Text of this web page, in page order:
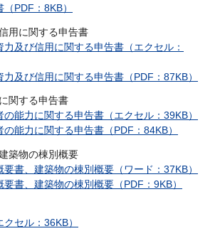
PDF：8KB）
用に関する申告書
力及び信用に関する申告書（エクセル：
力及び信用に関する申告書（PDF：87KB）
関する申告書
の能力に関する申告書（エクセル：39KB）
の能力に関する申告書（PDF：84KB）
築物の棟別概要
要書、建築物の棟別概要（ワード：37KB）
要書、建築物の棟別概要（PDF：9KB）
セル：36KB）